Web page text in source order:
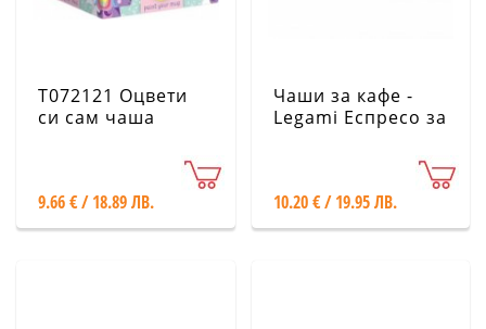
T072121 Оцвети
си сам чаша
9.66 € / 18.89 ЛВ.
Чаши за кафе -
Legami Еспресо за
10.20 € / 19.95 ЛВ.